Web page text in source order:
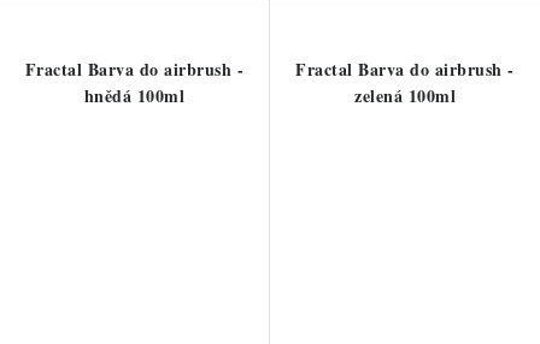
Fractal Barva do airbrush -
hnědá 100ml
Fractal Barva do airbrush -
zelená 100ml